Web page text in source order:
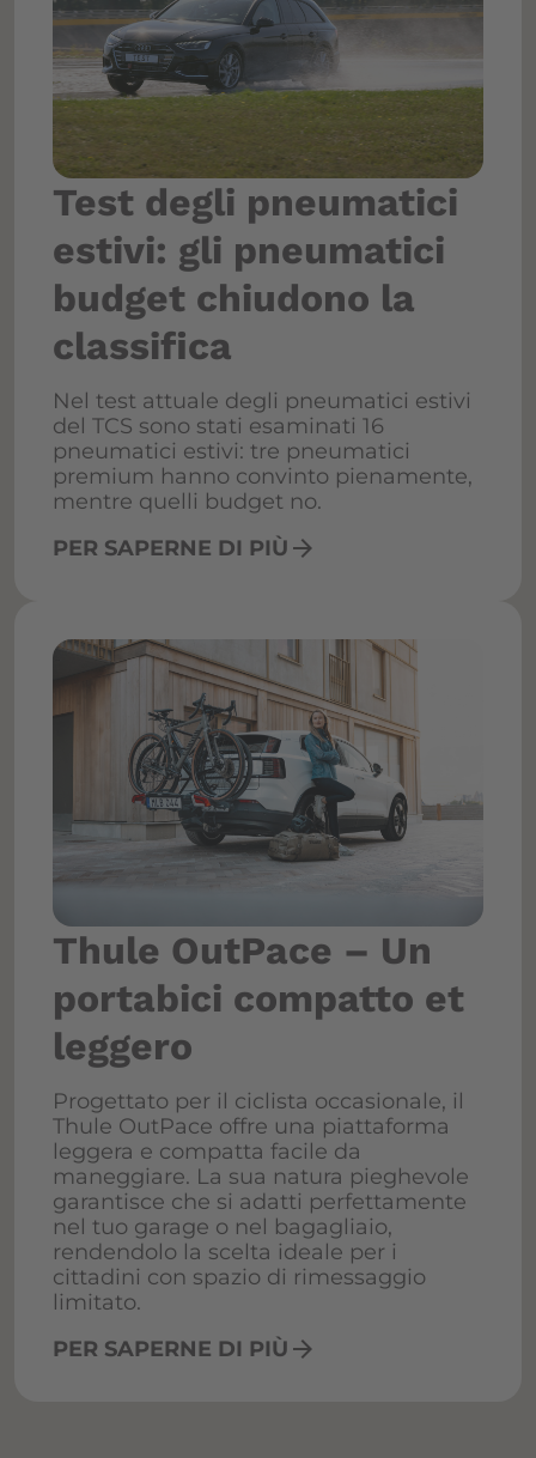
Test degli pneumatici
estivi: gli pneumatici
budget chiudono la
classifica
Nel test attuale degli pneumatici estivi
del TCS sono stati esaminati 16
pneumatici estivi: tre pneumatici
premium hanno convinto pienamente,
mentre quelli budget no.
PER SAPERNE DI PIÙ arrow_forward
Thule OutPace – Un
portabici compatto et
leggero
Progettato per il ciclista occasionale, il
Thule OutPace offre una piattaforma
leggera e compatta facile da
maneggiare. La sua natura pieghevole
garantisce che si adatti perfettamente
nel tuo garage o nel bagagliaio,
rendendolo la scelta ideale per i
cittadini con spazio di rimessaggio
limitato.
PER SAPERNE DI PIÙ arrow_forward